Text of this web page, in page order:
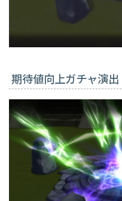
期待値向上ガチャ演出